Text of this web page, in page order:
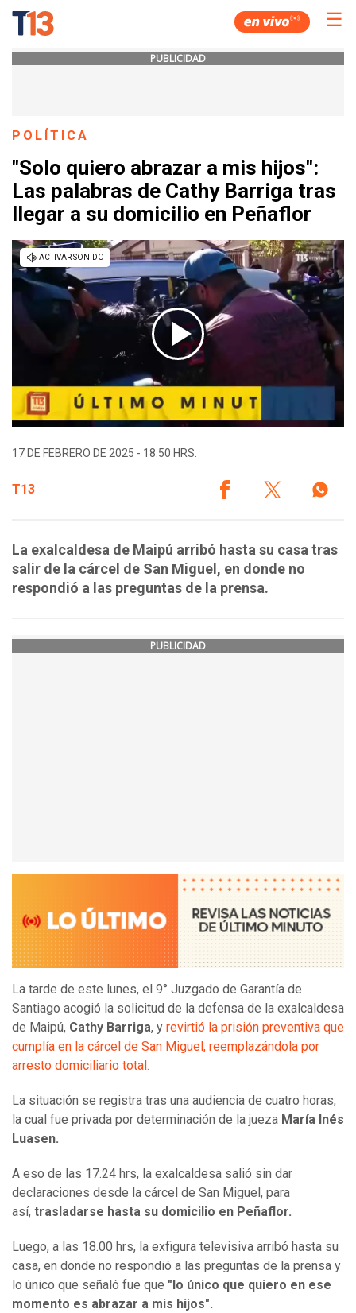
☰
PUBLICIDAD
POLÍTICA
"Solo quiero abrazar a mis hijos":
Las palabras de Cathy Barriga tras
llegar a su domicilio en Peñaflor
17 DE FEBRERO DE 2025 - 18:50 HRS.
T13
La exalcaldesa de Maipú arribó hasta su casa tras
salir de la cárcel de San Miguel, en donde no
respondió a las preguntas de la prensa.
PUBLICIDAD
La tarde de este lunes, el 9° Juzgado de Garantía de
Santiago acogió la solicitud de la defensa de la exalcaldesa
de Maipú, Cathy Barriga, y revirtió la prisión preventiva que
cumplía en la cárcel de San Miguel, reemplazándola por
arresto domiciliario total.
La situación se registra tras una audiencia de cuatro horas,
la cual fue privada por determinación de la jueza María Inés
Luasen.
A eso de las 17.24 hrs, la exalcaldesa salió sin dar
declaraciones desde la cárcel de San Miguel, para
así, trasladarse hasta su domicilio en Peñaflor.
Luego, a las 18.00 hrs, la exfigura televisiva arribó hasta su
casa, en donde no respondió a las preguntas de la prensa y
lo único que señaló fue que "lo único que quiero en ese
momento es abrazar a mis hijos".